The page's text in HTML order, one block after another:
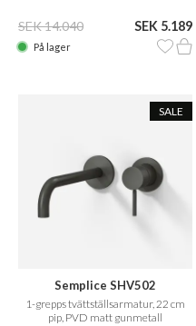
SEK 14.040 SEK 5.189
På lager
SALE
Semplice SHV502
1-grepps tvättställsarmatur, 22 cm
pip, PVD matt gunmetall